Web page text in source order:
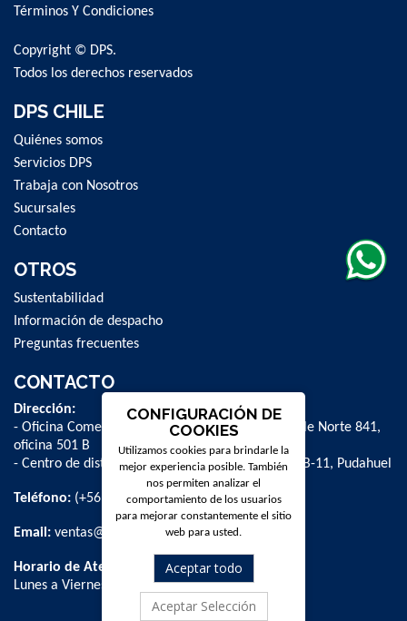
Newsletter:
Términos Y Condiciones
Copyright © DPS.
Todos los derechos reservados
DPS CHILE
Quiénes somos
Servicios DPS
Trabaja con Nosotros
Sucursales
Contacto
OTROS
Sustentabilidad
Información de despacho
Preguntas frecuentes
CONTACTO
Dirección:
- Oficina Comercial y administrativa: Avenida Valle Norte 841,
oficina 501 B
- Centro de distribución: La Farfana 500, bodega B-11, Pudahuel
Teléfono: (+56 2) 2 584 8900
Email: ventas@dpschile.cl
Horario de Atención:
Lunes a Viernes / 09:00 a 16:00 hrs
CONFIGURACIÓN DE
COOKIES
Utilizamos cookies para brindarle la
mejor experiencia posible. También
nos permiten analizar el
comportamiento de los usuarios
para mejorar constantemente el sitio
web para usted.
Aceptar todo
Aceptar Selección